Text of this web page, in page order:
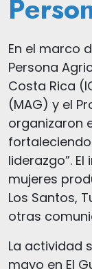
En el marco
Persona
Costa Rica
(MAG) y el
organizaron
liderazgo”.
mujeres
Los Santos,
otras
La actividad
mayo en El